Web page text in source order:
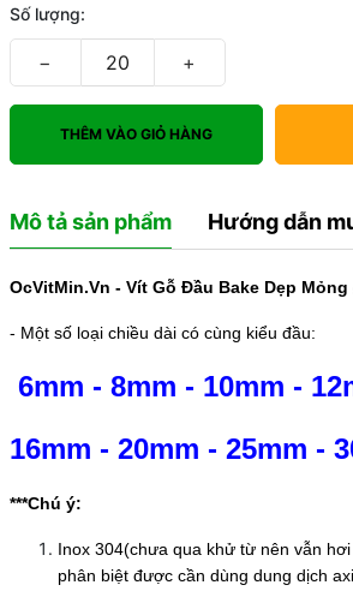
Số lượng:
− +
THÊM VÀO GIỎ HÀNG
Mô tả sản phẩm Hướng dẫn
OcVitMin.Vn - Vít Gỗ Đầu Bake Dẹp Mỏng
- Một số loại chiều dài có cùng kiểu đầu:
6mm - 8mm - 10mm -
16mm - 20mm - 25mm -
***Chú ý:
Inox 304(chưa qua khử từ nên vẫn
phân biệt được cần dùng dung dịch